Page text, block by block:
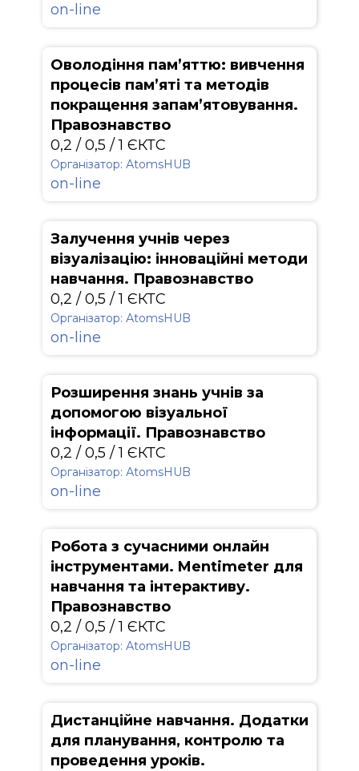
on-line
Оволодіння пам’яттю: вивчення
процесів пам’яті та методів
покращення запам’ятовування.
Правознавство
0,2 / 0,5 / 1 ЄКТС
Організатор: АtomsHUB
on-line
Залучення учнів через
візуалізацію: інноваційні методи
навчання. Правознавство
0,2 / 0,5 / 1 ЄКТС
Організатор: АtomsHUB
on-line
Розширення знань учнів за
допомогою візуальної
інформації. Правознавство
0,2 / 0,5 / 1 ЄКТС
Організатор: АtomsHUB
on-line
Робота з сучасними онлайн
інструментами. Mentimeter для
навчання та інтерактиву.
Правознавство
0,2 / 0,5 / 1 ЄКТС
Організатор: АtomsHUB
on-line
Дистанційне навчання. Додатки
для планування, контролю та
проведення уроків.